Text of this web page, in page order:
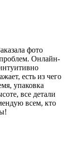
фото
Онлайн-
есть из чего
упаковка
все детали
всем, кто